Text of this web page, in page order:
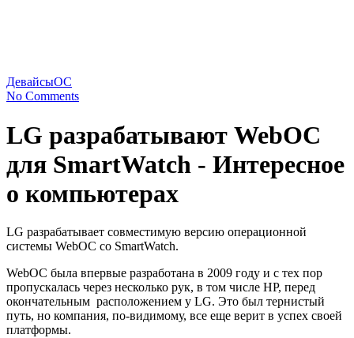
ДевайсыОС
No Comments
LG разрабатывают WebOС
для SmartWatch - Интересное
о компьютерах
LG разрабатывает совместимую версию операционной
системы WebOС со SmartWatch.
WebOС была впервые разработана в 2009 году и с тех пор
пропускалась через несколько рук, в том числе HP, перед
окончательным расположением у LG. Это был тернистый
путь, но компания, по-видимому, все еще верит в успех своей
платформы.